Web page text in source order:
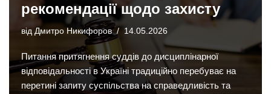
рекомендації щодо захисту
від Дмитро Никифоров 14.05.2026
Питання притягнення суддів до дисциплінарної
відповідальності в Україні традиційно перебуває на
перетині запиту суспільства на справедливість та